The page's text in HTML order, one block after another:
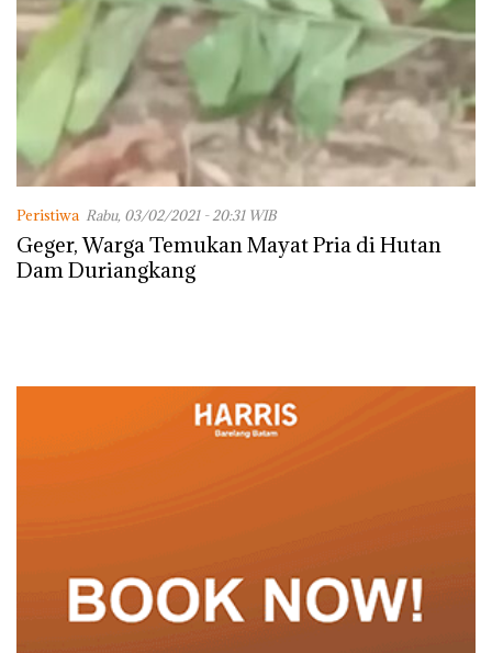
Peristiwa Rabu, 03/02/2021 - 20:31 WIB
Geger, Warga Temukan Mayat Pria di Hutan
Dam Duriangkang